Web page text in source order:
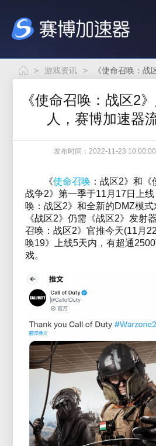
> 游戏资讯 >
《使命召唤：战区2
人，赛博加速器
发布时间：2022-11-23 10:00:00
《使命召唤：战区2》和《
战争2》第一季于11月17日上
唤：战区2》和全新的DMZ模
《战区2》仍需《战区2》发射
召唤：战区2》官推今天(11月
唤19》上线5天内，有超通
戏。